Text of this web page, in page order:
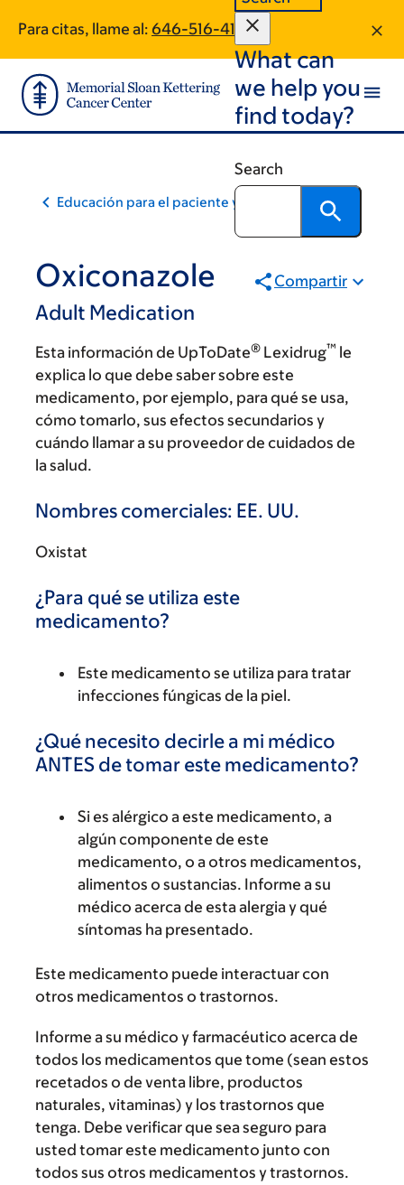
main
content
footer
Para citas, llame al: 646-516-4132
What can
we help you
find today?
Search
Educación para el paciente y la comunidad
Oxiconazole
Adult Medication
Compartir
Esta información de UpToDate® Lexidrug™ le
explica lo que debe saber sobre este
medicamento, por ejemplo, para qué se usa,
cómo tomarlo, sus efectos secundarios y
cuándo llamar a su proveedor de cuidados de
la salud.
Nombres comerciales: EE. UU.
Oxistat
¿Para qué se utiliza este
medicamento?
Este medicamento se utiliza para tratar
infecciones fúngicas de la piel.
¿Qué necesito decirle a mi médico
ANTES de tomar este medicamento?
Si es alérgico a este medicamento, a
algún componente de este
medicamento, o a otros medicamentos,
alimentos o sustancias. Informe a su
médico acerca de esta alergia y qué
síntomas ha presentado.
Este medicamento puede interactuar con
otros medicamentos o trastornos.
Informe a su médico y farmacéutico acerca de
todos los medicamentos que tome (sean estos
recetados o de venta libre, productos
naturales, vitaminas) y los trastornos que
tenga. Debe verificar que sea seguro para
usted tomar este medicamento junto con
todos sus otros medicamentos y trastornos.